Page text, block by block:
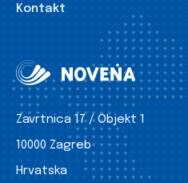
Kontakt
Zavrtnica 17 / Objekt 1
10000 Zagreb
Hrvatska